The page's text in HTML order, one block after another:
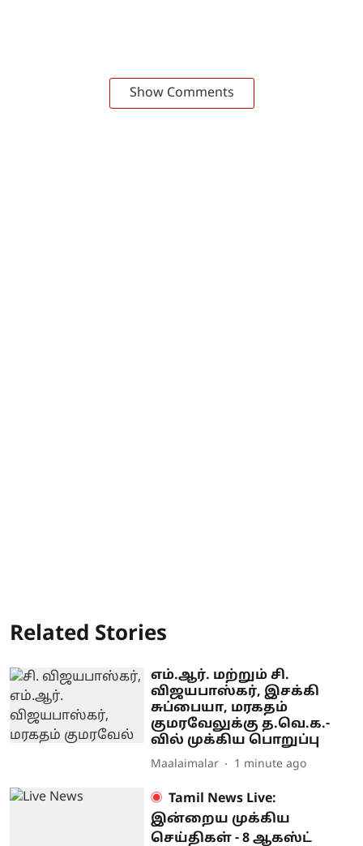
Show Comments
Related Stories
எம்.ஆர். மற்றும் சி.
விஜயபாஸ்கர், இசக்கி
சுப்பையா, மரகதம்
குமரவேலுக்கு த.வெ.க.-
வில் முக்கிய பொறுப்பு
Maalaimalar 1 minute ago
Tamil News Live:
இன்றைய முக்கிய
செய்திகள் - 8 ஆகஸ்ட்